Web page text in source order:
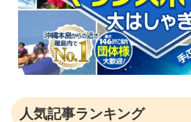
人気記事ランキング